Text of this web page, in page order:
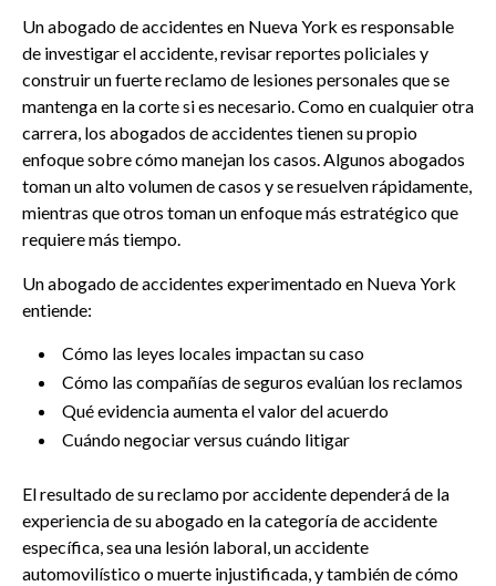
Un abogado de accidentes en Nueva York es responsable
de investigar el accidente, revisar reportes policiales y
construir un fuerte reclamo de lesiones personales que se
mantenga en la corte si es necesario. Como en cualquier otra
carrera, los abogados de accidentes tienen su propio
enfoque sobre cómo manejan los casos. Algunos abogados
toman un alto volumen de casos y se resuelven rápidamente,
mientras que otros toman un enfoque más estratégico que
requiere más tiempo.
Un abogado de accidentes experimentado en Nueva York
entiende:
Cómo las leyes locales impactan su caso
Cómo las compañías de seguros evalúan los reclamos
Qué evidencia aumenta el valor del acuerdo
Cuándo negociar versus cuándo litigar
El resultado de su reclamo por accidente dependerá de la
experiencia de su abogado en la categoría de accidente
específica, sea una lesión laboral, un accidente
automovilístico o muerte injustificada, y también de cómo